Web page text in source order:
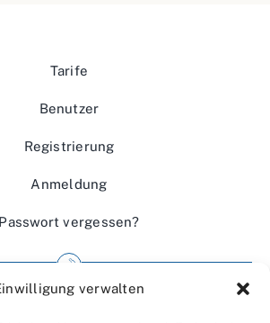
verwalten
Tarife
Benutzer
Registrierung
Anmeldung
Passwort vergessen?